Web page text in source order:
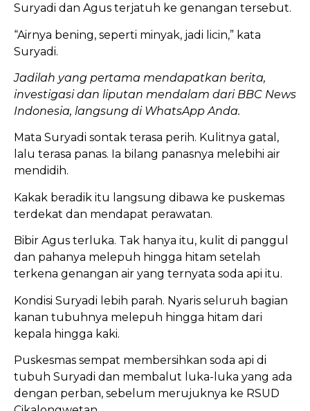
Suryadi dan Agus terjatuh ke genangan tersebut.
“Airnya bening, seperti minyak, jadi licin,” kata
Suryadi.
Jadilah yang pertama mendapatkan berita,
investigasi dan liputan mendalam dari BBC News
Indonesia, langsung di WhatsApp Anda.
Mata Suryadi sontak terasa perih. Kulitnya gatal,
lalu terasa panas. Ia bilang panasnya melebihi air
mendidih.
Kakak beradik itu langsung dibawa ke puskemas
terdekat dan mendapat perawatan.
Bibir Agus terluka. Tak hanya itu, kulit di panggul
dan pahanya melepuh hingga hitam setelah
terkena genangan air yang ternyata soda api itu.
Kondisi Suryadi lebih parah. Nyaris seluruh bagian
kanan tubuhnya melepuh hingga hitam dari
kepala hingga kaki.
Puskesmas sempat membersihkan soda api di
tubuh Suryadi dan membalut luka-luka yang ada
dengan perban, sebelum merujuknya ke RSUD